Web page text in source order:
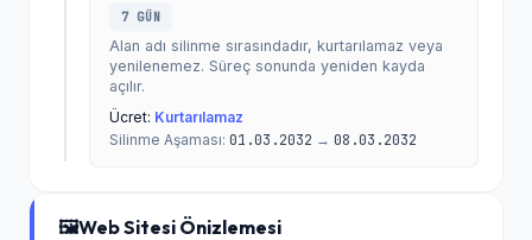
7 GÜN
Alan adı silinme sırasındadır, kurtarılamaz veya
yenilenemez. Süreç sonunda yeniden kayda
açılır.
Ücret: Kurtarılamaz
Silinme Aşaması: 01.03.2032 → 08.03.2032
🖼️Web Sitesi Önizlemesi